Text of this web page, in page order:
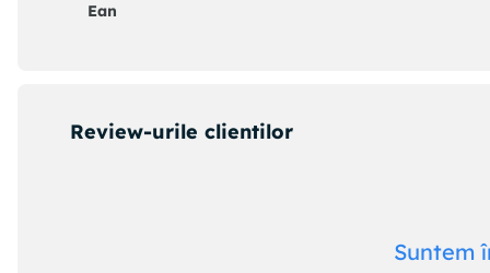
Ean
Review-urile clientilor
Suntem